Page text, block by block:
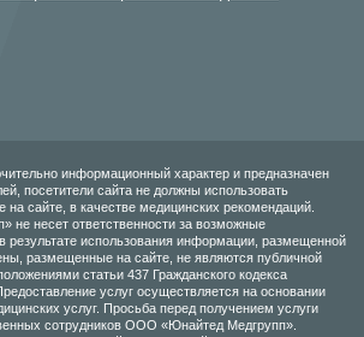
информационный характер и предназначен
посетители сайта не должны использовать
сайте, в качестве медицинских рекомендаций.
несет ответственности за возможные
результате использования информации, размещенной
размещенные на сайте, не являются публичной
статьи 437 Гражданского кодекса
услуг осуществляется на основании
услуг. Просьба перед получением услуги
сотрудников ООО «Юнайтед Медгрупп».